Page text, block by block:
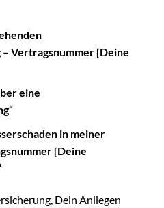
Vertragsnummer [Deine
eine
in meiner
[Deine
Dein Anliegen